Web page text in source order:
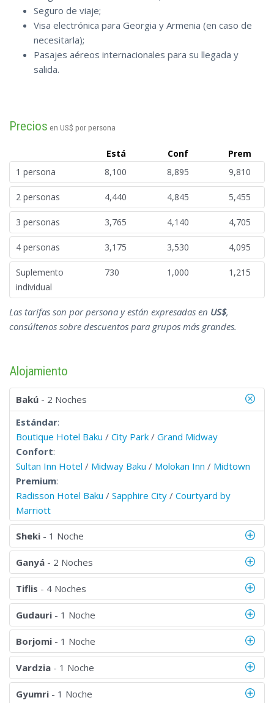
Seguro de viaje;
Visa electrónica para Georgia y Armenia (en caso de
necesitarla);
Pasajes aéreos internacionales para su llegada y
salida.
Precios en US$ por persona
Está Conf
Prem
1 persona
8,100 8,895 9,810
2 personas 4,440 4,845 5,455
3 personas 3,765 4,140 4,705
4 personas 3,175 3,530 4,095
Suplemento
individual
730 1,000 1,215
Las tarifas son por persona y están expresadas en US$,
consúltenos sobre descuentos para grupos más grandes.
Alojamiento
Bakú - 2 Noches
Estándar:
Boutique Hotel Baku / City Park / Grand Midway
Confort:
Sultan Inn Hotel / Midway Baku / Molokan Inn / Midtown
Premium:
Radisson Hotel Baku / Sapphire City / Courtyard by
Marriott
Sheki - 1 Noche
Ganyá - 2 Noches
Tiflis - 4 Noches
Gudauri - 1 Noche
Borjomi - 1 Noche
Vardzia - 1 Noche
Gyumri - 1 Noche